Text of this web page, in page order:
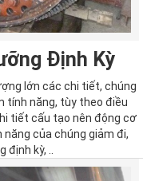
Định Kỳ
lớn các chi tiết, chúng
tính năng, tùy theo điều
tiết cấu tạo nên động cơ
của chúng giảm đi,
kỳ, ..